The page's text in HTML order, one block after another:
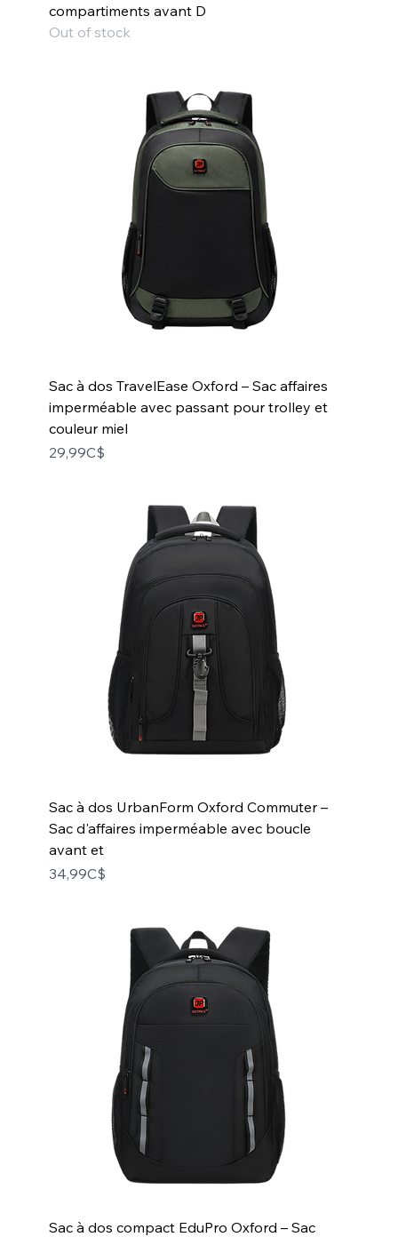
compartiments avant D
Out of stock
Sac à dos TravelEase Oxford – Sac affaires
imperméable avec passant pour trolley et
couleur miel
Price
29,99C$
Sac à dos UrbanForm Oxford Commuter –
Sac d'affaires imperméable avec boucle
avant et
Price
34,99C$
Sac à dos compact EduPro Oxford – Sac